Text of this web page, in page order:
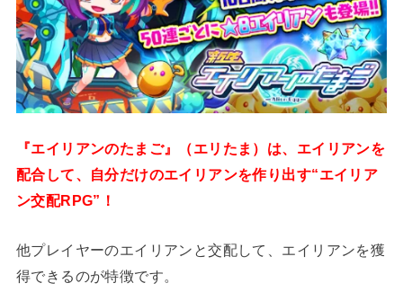
『エイリアンのたまご』（エリたま）は、エイリアンを
配合して、自分だけのエイリアンを作り出す“エイリア
ン交配RPG”！
他プレイヤーのエイリアンと交配して、エイリアンを獲
得できるのが特徴です。